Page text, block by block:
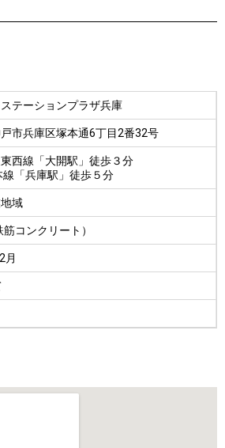
テーションプラザ兵庫
市兵庫区塚本通6丁目2番32号
西線「大開駅」徒歩３分
線「兵庫駅」徒歩５分
域
筋コンクリート）
月